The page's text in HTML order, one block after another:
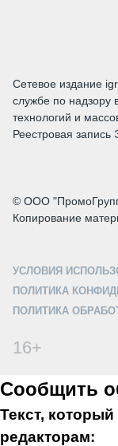
Сетевое издание
службе по
технологий и
Реестровая
© ООО
Копирование
УСЛОВИЯ
ПОЛИТИКА
ПОЛИТИКА
16+
Сообщить
Текст,
редакторам: